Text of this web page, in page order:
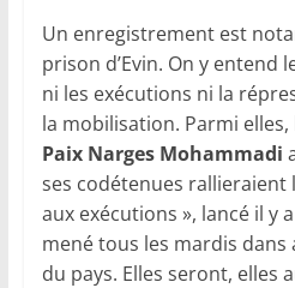
Un enregistrement est
prison d’Evin. On y entend
ni les exécutions ni la
la mobilisation. Parmi elles,
Paix Narges Mohammadi
ses codétenues rallieraient
aux exécutions », lancé il y
mené tous les mardis dans
du pays. Elles seront, elles